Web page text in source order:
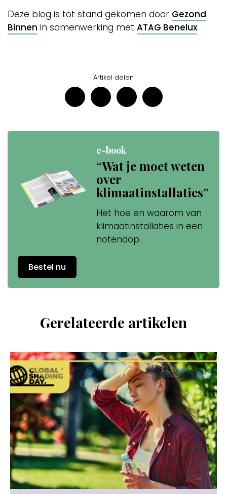
Deze blog is tot stand gekomen door Gezond
Binnen in samenwerking met ATAG Benelux.
Artikel delen
e-book
“Wat je moet weten
over
klimaatinstallaties”
Het hoe en waarom van
klimaatinstallaties in een
notendop.
Bestel nu
Gerelateerde artikelen